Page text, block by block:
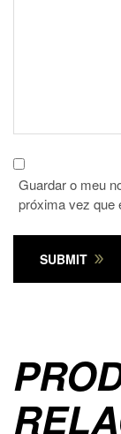
Guardar o meu
próxima vez que
SUBMIT